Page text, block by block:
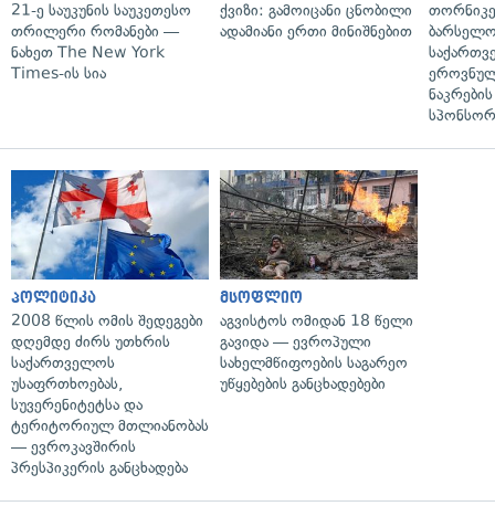
21-ე საუკუნის საუკეთესო
თრილერი რომანები —
ნახეთ The New York
Times-ის სია
ქვიზი: გამოიცანი ცნობილი
ადამიანი ერთი მინიშნებით
პოლიტიკა
2008 წლის ომის შედეგები
დღემდე ძირს უთხრის
საქართველოს
უსაფრთხოებას,
სუვერენიტეტსა და
ტერიტორიულ მთლიანობას
— ევროკავშირის
პრესპიკერის განცხადება
მსოფლიო
აგვისტოს ომიდან 18 წელი
გავიდა — ევროპული
სახელმწიფოების საგარეო
უწყებების განცხადებები